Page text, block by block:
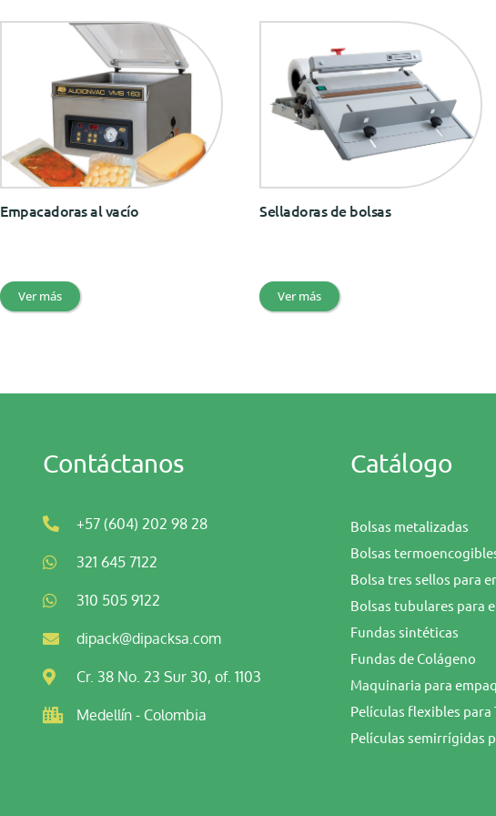
Empacadoras al vacío
Ver más
Selladoras de bolsas
Ver más
Contáctanos
+57 (604) 202 98 28
321 645 7122
310 505 9122
dipack@dipacksa.com
Cr. 38 No. 23 Sur 30, of. 1103
Medellín - Colombia
Catálogo
Bolsas metalizadas
Bolsas
Bolsa tres sellos para
Bolsas tubulares para
Fundas sintéticas
Fundas de Colágeno
Maquinaria para
Películas flexibles
Películas semirrígidas